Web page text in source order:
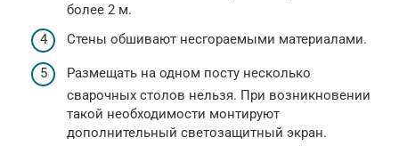
более 2 м.
Стены обшивают несгораемыми материалами.
Размещать на одном посту несколько
сварочных столов нельзя. При возникновении
такой необходимости монтируют
дополнительный светозащитный экран.